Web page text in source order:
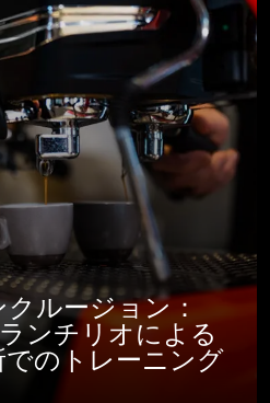
ルージョン：
ンチリオによる
のトレーニング